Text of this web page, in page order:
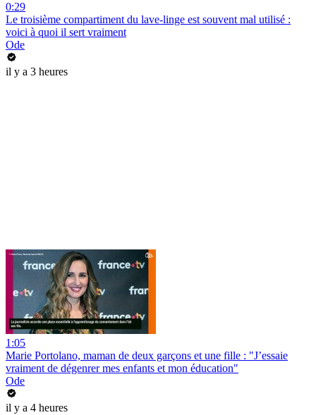
0:29
Le troisième compartiment du lave-linge est souvent mal utilisé :
voici à quoi il sert vraiment
Ode
il y a 3 heures
1:05
Marie Portolano, maman de deux garçons et une fille : "J’essaie
vraiment de dégenrer mes enfants et mon éducation"
Ode
il y a 4 heures